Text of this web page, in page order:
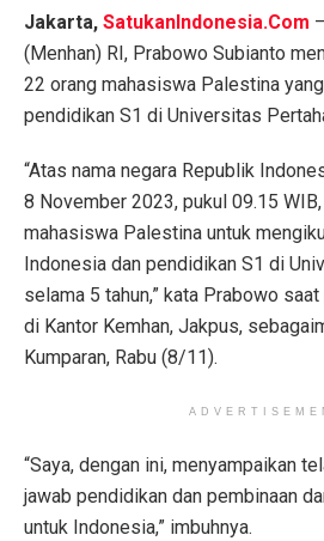
Jakarta, SatukanIndonesia.Com
(Menhan) RI, Prabowo Subianto
22 orang mahasiswa Palestina
pendidikan S1 di Universitas
“Atas nama negara Republik
8 November 2023, pukul 09.15
mahasiswa Palestina untuk
Indonesia dan pendidikan S1 di
selama 5 tahun,” kata Prabowo
di Kantor Kemhan, Jakpus,
Kumparan, Rabu (8/11).
“Saya, dengan ini, menyampaikan
jawab pendidikan dan pembinaan
untuk Indonesia,” imbuhnya.